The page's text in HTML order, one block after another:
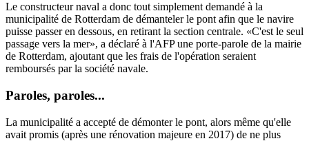
Le constructeur naval a donc tout simplement demandé à la
municipalité de Rotterdam de démanteler le pont afin que le navire
puisse passer en dessous, en retirant la section centrale. «C'est le seul
passage vers la mer», a déclaré à l'AFP une porte-parole de la mairie
de Rotterdam, ajoutant que les frais de l'opération seraient
remboursés par la société navale.
Paroles, paroles...
La municipalité a accepté de démonter le pont, alors même qu'elle
avait promis (après une rénovation majeure en 2017) de ne plus